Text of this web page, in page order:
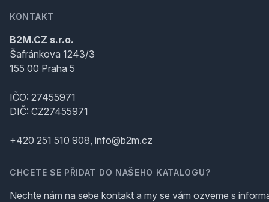
KONTAKT
B2M.CZ s.r.o.
Šafránkova 1243/3
155 00 Praha 5
IČO: 27455971
DIČ: CZ27455971
+420 251 510 908, info@b2m.cz
CHCETE SE PŘIDAT DO NAŠEHO KATALOGU?
Nechte nám na sebe kontakt a my se vám ozveme s